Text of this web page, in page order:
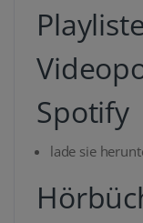
Spotify
lade sie